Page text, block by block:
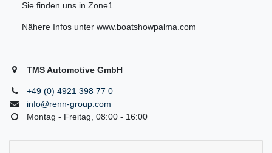
Sie finden uns in Zone1.
Nähere Infos unter www.boatshowpalma.com
TMS Automotive GmbH
+49 (0) 4921 398 77 0
info@renn-group.com
Montag - Freitag, 08:00 - 16:00